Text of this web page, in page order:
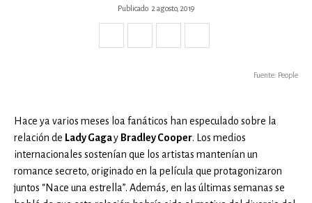
Publicado 2 agosto, 2019
Fuente: People
Hace ya varios meses loa fanáticos han especulado sobre la
relación de Lady Gagay Bradley Cooper. Los medios
internacionales sostenían que los artistas mantenían un
romance secreto, originado en la película que protagonizaron
juntos “Nace una estrella”. Además, en las últimas semanas se